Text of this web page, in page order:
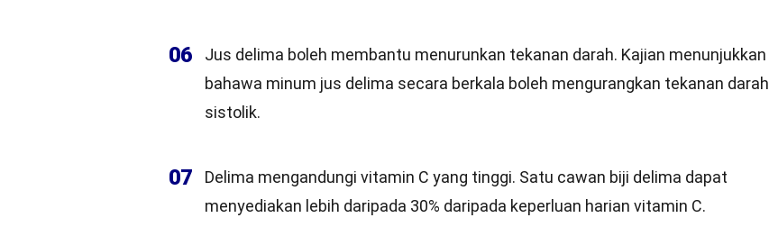
06
Jus delima boleh membantu menurunkan tekanan darah. Kajian menunjukkan
bahawa minum jus delima secara berkala boleh mengurangkan tekanan darah
sistolik.
07
Delima mengandungi vitamin C yang tinggi. Satu cawan biji delima dapat
menyediakan lebih daripada 30% daripada keperluan harian vitamin C.